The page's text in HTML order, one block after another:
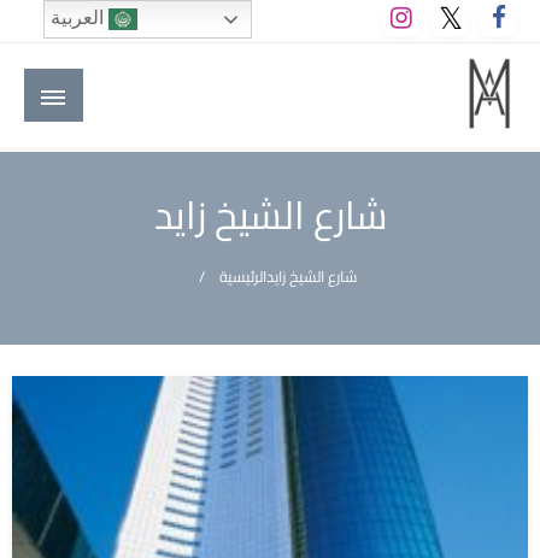
التخطي
إلى
المحتوى
M A hotels | إم ايه هوتيلز
الموقع الأول للعاملين في الفنادق في العالم العربي
شارع الشيخ زايد
الرئيسيةشارع الشيخ زايد
العربية